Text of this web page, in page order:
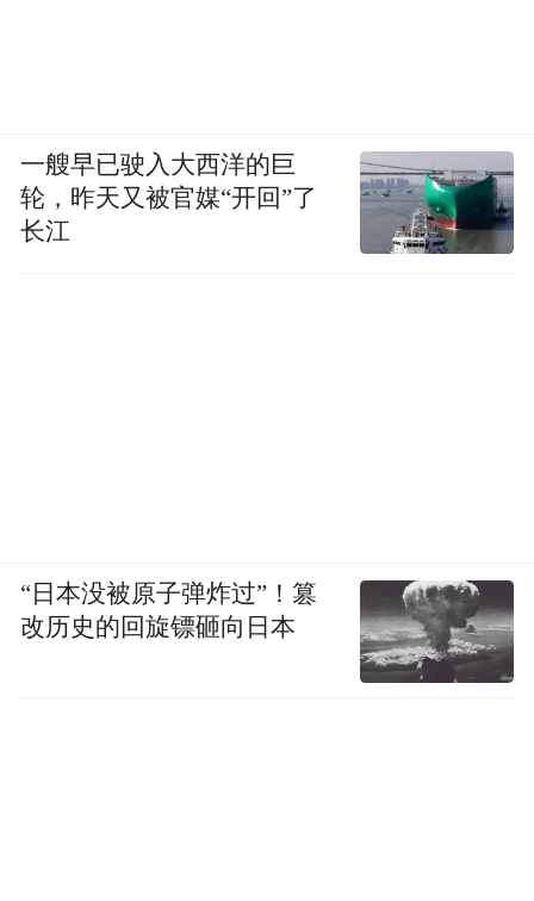
一艘早已驶入大西洋的巨
轮，昨天又被官媒“开回”了
长江
“日本没被原子弹炸过”！篡
改历史的回旋镖砸向日本